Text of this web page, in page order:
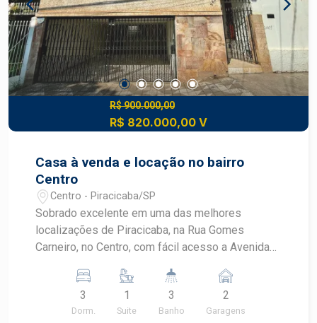
R$ 900.000,00
R$ 820.000,00 V
Casa à venda e locação no bairro
Centro
Centro - Piracicaba/SP
Sobrado excelente em uma das melhores
localizações de Piracicaba, na Rua Gomes
Carneiro, no Centro, com fácil acesso a Avenida
terminais Rodoviário e Central. - 247,69m² de
sendo 1 suíte; - Banheiros com box em blindex; -
3
Dorm.
1
Suite
3
Banho
2
Garagens